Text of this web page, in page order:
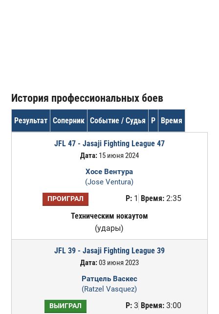
История профессиональных боев
Результат Соперник Событие / Судья Р Время
JFL 47 - Jasaji Fighting League 47
Дата:15 июня 2024
Хосе Вентура
(Jose Ventura)
ПРОИГРАЛ Р:1 Время:2:35
Техническим нокаутом
(удары)
JFL 39 - Jasaji Fighting League 39
Дата:03 июня 2023
Ратцель Васкес
(Ratzel Vasquez)
ВЫИГРАЛ Р:3 Время:3:00